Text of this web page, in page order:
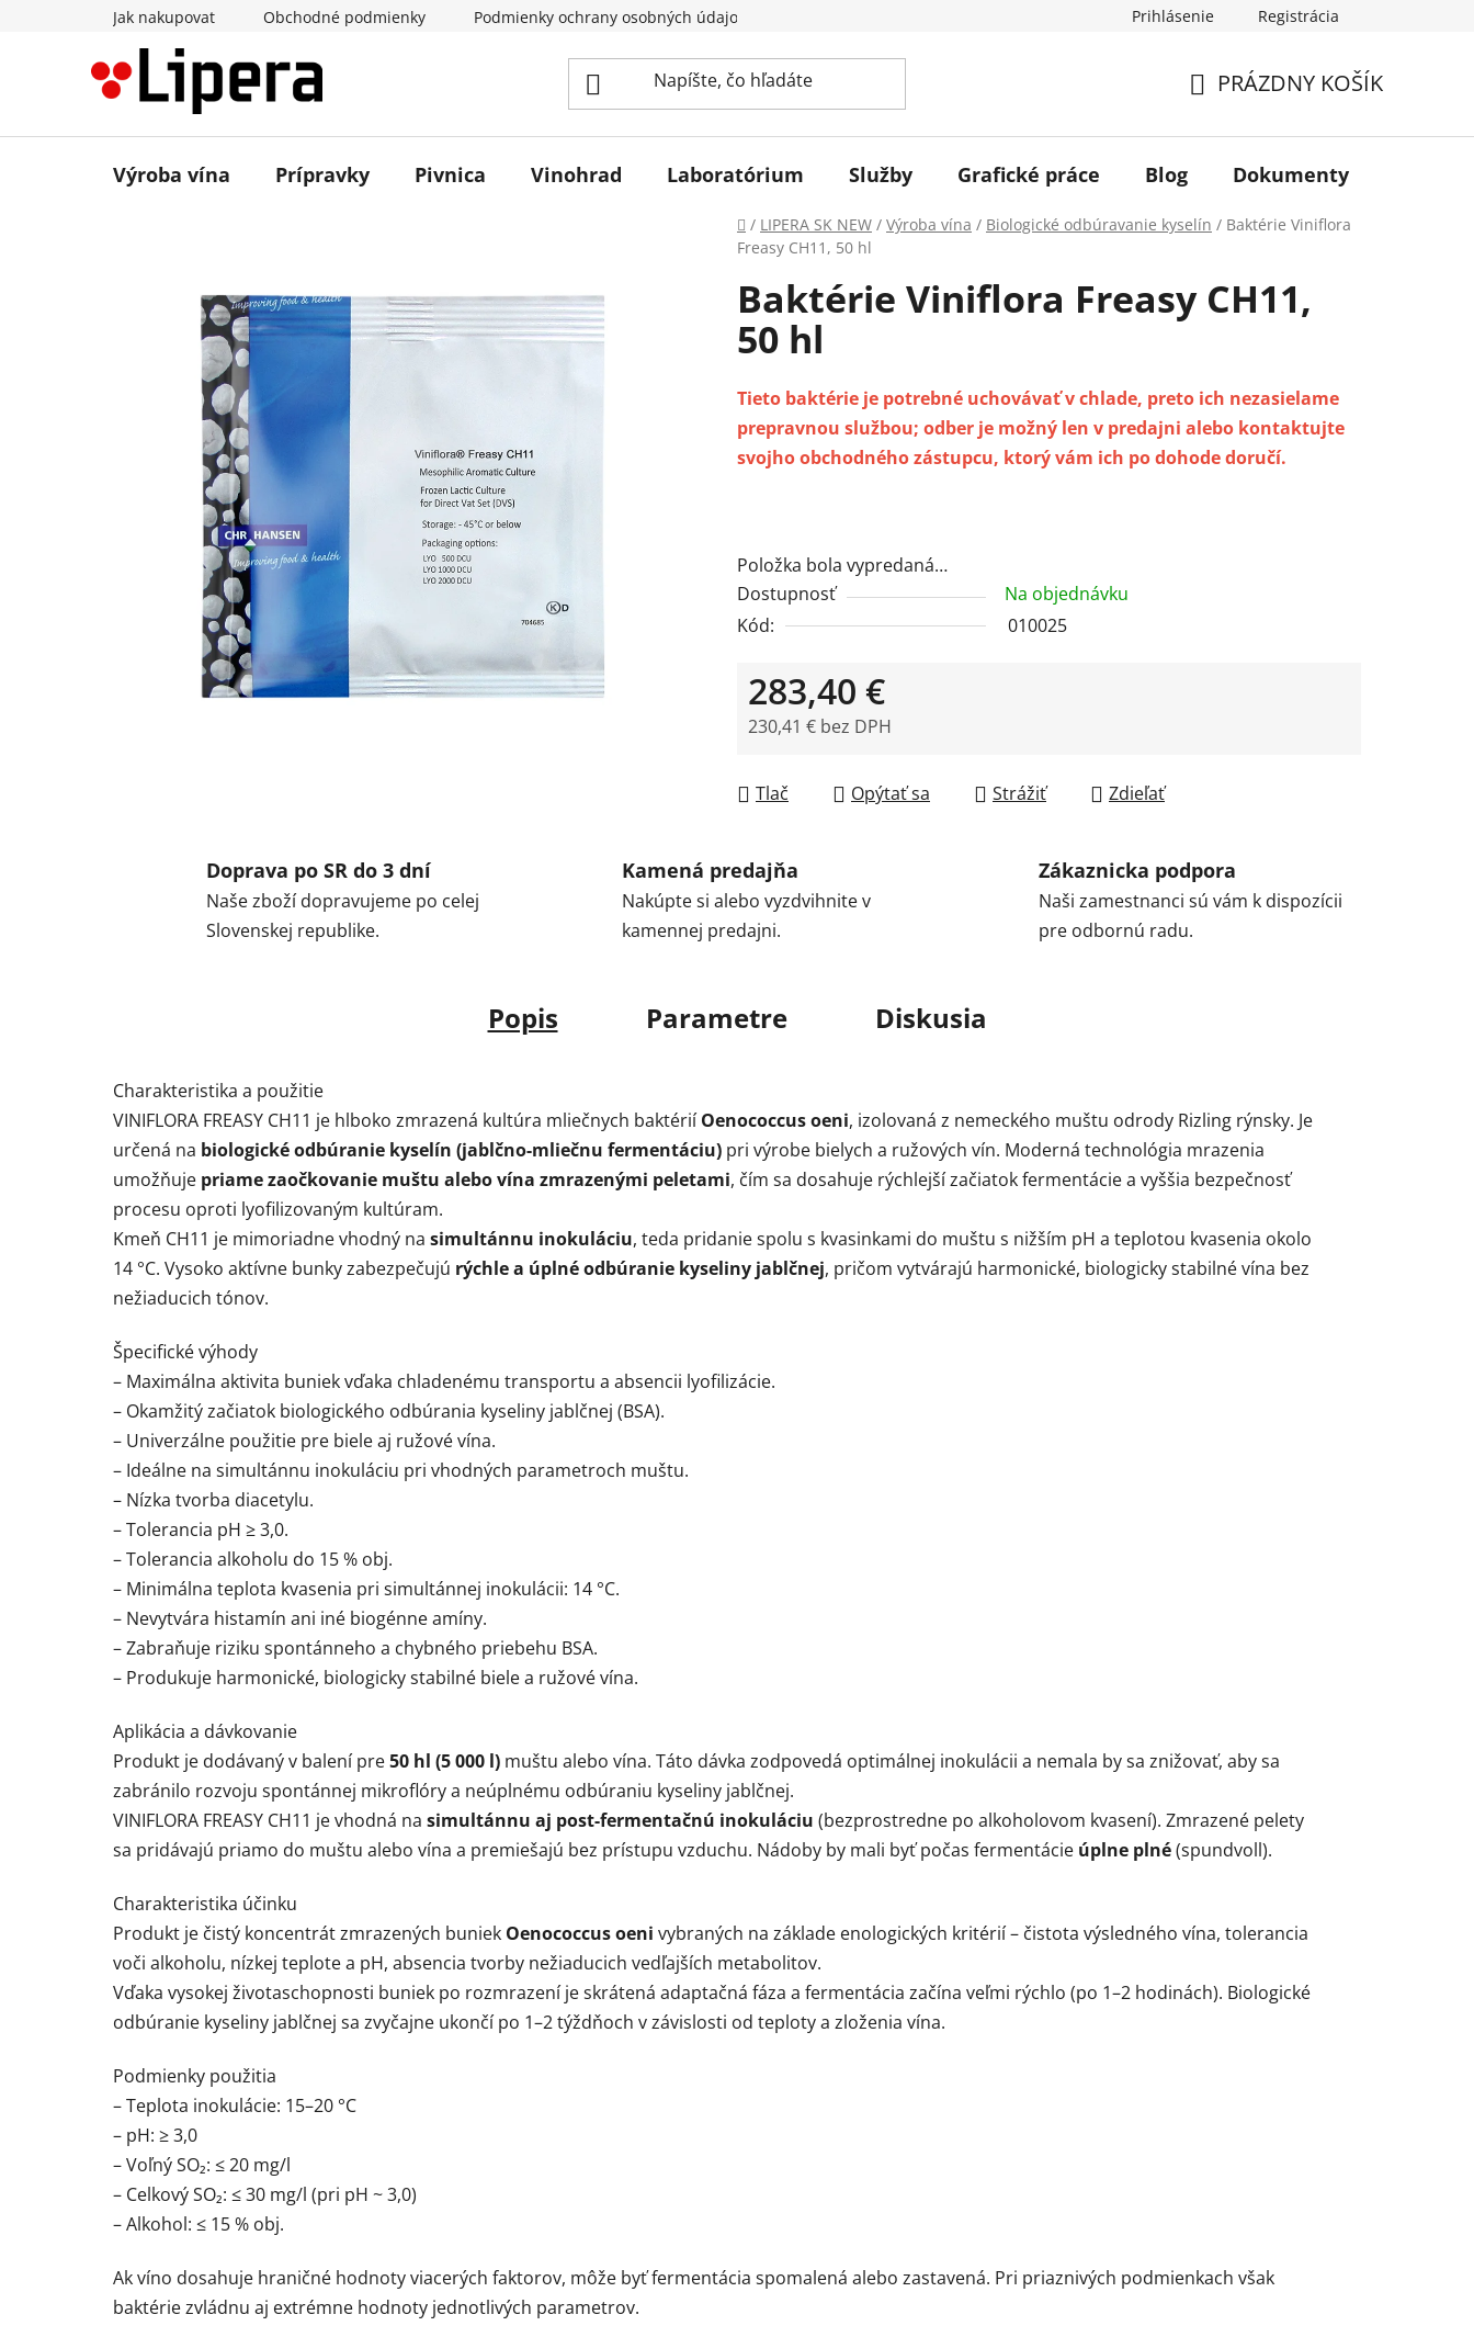
Jak nakupovat Obchodné podmienky Podmienky ochrany osobných údajov Prihlásenie Registrácia
KOŠÍK
PRÁZDNY KOŠÍK
Výroba vína Prípravky Pivnica Vinohrad Laboratórium Služby Grafické práce Blog Dokumenty
Domov
/ LIPERA SK NEW / Výroba vína / Biologické odbúravanie kyselín / Baktérie Viniflora
Freasy CH11, 50 hl
Baktérie Viniflora Freasy CH11,
50 hl
Tieto baktérie je potrebné uchovávať v chlade, preto ich nezasielame
prepravnou službou; odber je možný len v predajni alebo kontaktujte
svojho obchodného zástupcu, ktorý vám ich po dohode doručí.
Položka bola vypredaná…
Dostupnosť
Na objednávku
Kód:
010025
283,40 €
230,41 € bez DPH
Tlač
Opýtať sa Strážiť Zdieľať
Doprava po SR do 3 dní
Naše zboží dopravujeme po celej
Slovenskej republike.
Kamená predajňa
Nakúpte si alebo vyzdvihnite v
kamennej predajni.
Zákaznicka podpora
Naši zamestnanci sú vám k dispozícii
pre odbornú radu.
Popis Parametre Diskusia
Charakteristika a použitie
VINIFLORA FREASY CH11 je hlboko zmrazená kultúra mliečnych baktériíOenococcus oeni, izolovaná z nemeckého muštu odrody Rizling rýnsky. Je
určená na biologické odbúranie kyselín (jablčno-mliečnu fermentáciu) pri výrobe bielych a ružových vín. Moderná technológia mrazenia
umožňuje priame zaočkovanie muštu alebo vína zmrazenými peletami, čím sa dosahuje rýchlejší začiatok fermentácie a vyššia bezpečnosť
procesu oproti lyofilizovaným kultúram.
Kmeň CH11 je mimoriadne vhodný na simultánnu inokuláciu, teda pridanie spolu s kvasinkami do muštu s nižším pH a teplotou kvasenia okolo
14 °C. Vysoko aktívne bunky zabezpečujú rýchle a úplné odbúranie kyseliny jablčnej, pričom vytvárajú harmonické, biologicky stabilné vína bez
nežiaducich tónov.
Špecifické výhody
– Maximálna aktivita buniek vďaka chladenému transportu a absencii lyofilizácie.
– Okamžitý začiatok biologického odbúrania kyseliny jablčnej (BSA).
– Univerzálne použitie pre biele aj ružové vína.
– Ideálne na simultánnu inokuláciu pri vhodných parametroch muštu.
– Nízka tvorba diacetylu.
– Tolerancia pH ≥ 3,0.
– Tolerancia alkoholu do 15 % obj.
– Minimálna teplota kvasenia pri simultánnej inokulácii: 14 °C.
– Nevytvára histamín ani iné biogénne amíny.
– Zabraňuje riziku spontánneho a chybného priebehu BSA.
– Produkuje harmonické, biologicky stabilné biele a ružové vína.
Aplikácia a dávkovanie
Produkt je dodávaný v balení pre50 hl (5 000 l) muštu alebo vína. Táto dávka zodpovedá optimálnej inokulácii a nemala by sa znižovať, aby sa
zabránilo rozvoju spontánnej mikroflóry a neúplnému odbúraniu kyseliny jablčnej.
VINIFLORA FREASY CH11 je vhodná na simultánnu aj post-fermentačnú inokuláciu (bezprostredne po alkoholovom kvasení). Zmrazené pelety
sa pridávajú priamo do muštu alebo vína a premiešajú bez prístupu vzduchu. Nádoby by mali byť počas fermentácie úplne plné(spundvoll).
Charakteristika účinku
Produkt je čistý koncentrát zmrazených buniek Oenococcus oeni vybraných na základe enologických kritérií – čistota výsledného vína, tolerancia
voči alkoholu, nízkej teplote a pH, absencia tvorby nežiaducich vedľajších metabolitov.
Vďaka vysokej životaschopnosti buniek po rozmrazení je skrátená adaptačná fáza a fermentácia začína veľmi rýchlo (po 1–2 hodinách). Biologické
odbúranie kyseliny jablčnej sa zvyčajne ukončí po 1–2 týždňoch v závislosti od teploty a zloženia vína.
Podmienky použitia
– Teplota inokulácie: 15–20 °C
– pH: ≥ 3,0
– Voľný SO₂: ≤ 20 mg/l
– Celkový SO₂: ≤ 30 mg/l (pri pH ~ 3,0)
– Alkohol: ≤ 15 % obj.
Ak víno dosahuje hraničné hodnoty viacerých faktorov, môže byť fermentácia spomalená alebo zastavená. Pri priaznivých podmienkach však
baktérie zvládnu aj extrémne hodnoty jednotlivých parametrov.